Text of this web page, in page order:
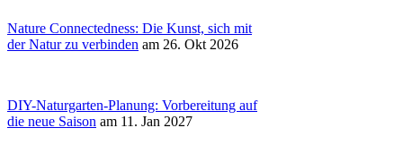
Nature Connectedness: Die Kunst, sich mit
der Natur zu verbinden am 26. Okt 2026
DIY-Naturgarten-Planung: Vorbereitung auf
die neue Saison am 11. Jan 2027